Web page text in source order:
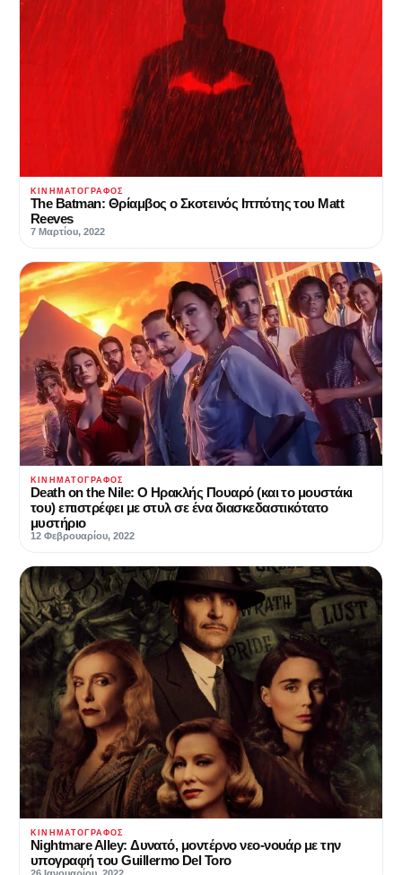
ΚΙΝΗΜΑΤΟΓΡΆΦΟΣ
The Batman: Θρίαμβος ο Σκοτεινός Ιππότης του Matt
Reeves
7 Μαρτίου, 2022
ΚΙΝΗΜΑΤΟΓΡΆΦΟΣ
Death on the Nile: Ο Ηρακλής Πουαρό (και το μουστάκι
του) επιστρέφει με στυλ σε ένα διασκεδαστικότατο
μυστήριο
12 Φεβρουαρίου, 2022
ΚΙΝΗΜΑΤΟΓΡΆΦΟΣ
Nightmare Alley: Δυνατό, μοντέρνο νεο-νουάρ με την
υπογραφή του Guillermo Del Toro